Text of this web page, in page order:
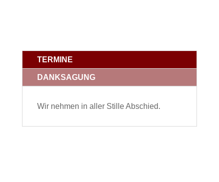
TERMINE
DANKSAGUNG
Wir nehmen in aller Stille Abschied.